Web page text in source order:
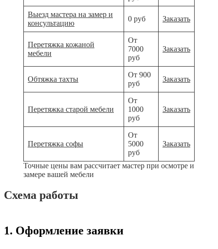
Выезд мастера на замер и
консультацию
0 руб Заказать
Перетяжка кожаной
мебели
От
7000
руб
Заказать
Обтяжка тахты
От 900
руб
Заказать
Перетяжка старой мебели
От
1000
руб
Заказать
Перетяжка софы
От
5000
руб
Заказать
Точные цены вам рассчитает мастер при осмотре и
замере вашей мебели
Схема работы
1. Оформление заявки